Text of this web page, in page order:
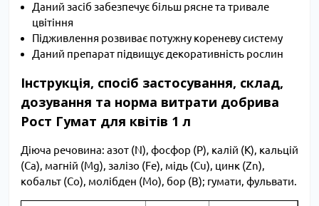
Даний засіб забезпечує більш рясне та тривале
цвітіння
Підживлення розвиває потужну кореневу систему
Даний препарат підвищує декоративність рослин
Інструкція, спосіб застосування, склад,
дозування та норма витрати добрива
Рост Гумат для квітів 1 л
Діюча речовина: азот (N), фосфор (P), калій (K), кальцій
(Ca), магній (Mg), залізо (Fe), мідь (Cu), цинк (Zn),
кобальт (Co), молібден (Mo), бор (B); гумати, фульвати.